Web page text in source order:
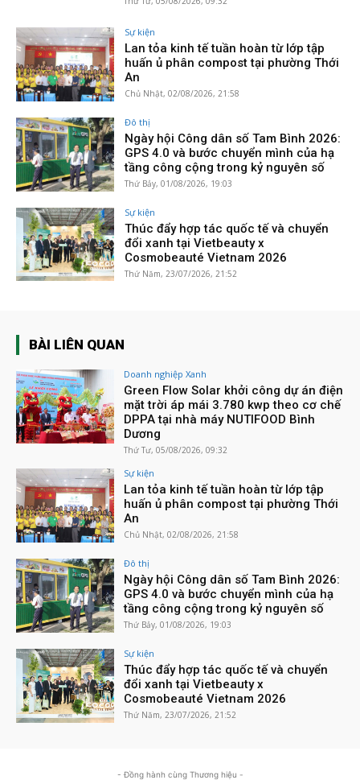
Sự kiện
Lan tỏa kinh tế tuần hoàn từ lớp tập
huấn ủ phân compost tại phường Thới
An
Chủ Nhật, 02/08/2026, 21:58
Đô thị
Ngày hội Công dân số Tam Bình 2026:
GPS 4.0 và bước chuyển mình của hạ
tầng công cộng trong kỷ nguyên số
Thứ Bảy, 01/08/2026, 19:03
Sự kiện
Thúc đẩy hợp tác quốc tế và chuyển
đổi xanh tại Vietbeauty x
Cosmobeauté Vietnam 2026
Thứ Năm, 23/07/2026, 21:52
BÀI LIÊN QUAN
Doanh nghiệp Xanh
Green Flow Solar khởi công dự án điện
mặt trời áp mái 3.780 kwp theo cơ chế
DPPA tại nhà máy NUTIFOOD Bình
Dương
Thứ Tư, 05/08/2026, 09:32
Sự kiện
Lan tỏa kinh tế tuần hoàn từ lớp tập
huấn ủ phân compost tại phường Thới
An
Chủ Nhật, 02/08/2026, 21:58
Đô thị
Ngày hội Công dân số Tam Bình 2026:
GPS 4.0 và bước chuyển mình của hạ
tầng công cộng trong kỷ nguyên số
Thứ Bảy, 01/08/2026, 19:03
Sự kiện
Thúc đẩy hợp tác quốc tế và chuyển
đổi xanh tại Vietbeauty x
Cosmobeauté Vietnam 2026
Thứ Năm, 23/07/2026, 21:52
- Đồng hành cùng Thương hiệu -